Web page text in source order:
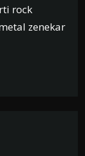
rock
zenekar